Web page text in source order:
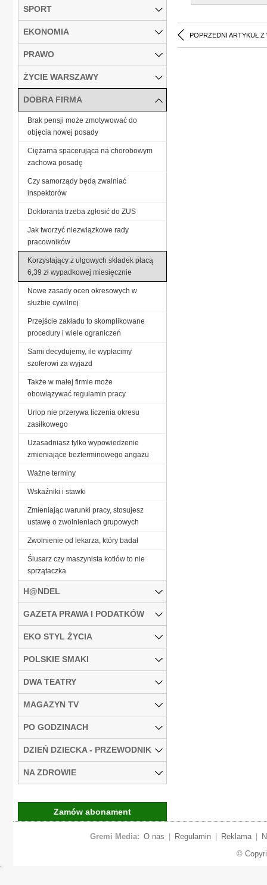
POPRZEDNI ARTYKUŁ Z
SPORT
EKONOMIA
PRAWO
ŻYCIE WARSZAWY
DOBRA FIRMA
Brak pensji może zmotywować do
objęcia nowej posady
Ciężarna spacerująca na chorobowym
zachowa posadę
Czy samorządy będą zwalniać
inspektorów
Doktoranta trzeba zgłosić do ZUS
Jak tworzyć niezwiązkowe rady
pracowników
Korzystający z ulgowych składek płacą
6,39 zł wypadkowej miesięcznie
Nowe zasady ocen okresowych w
służbie cywilnej
Przejście zakładu to skomplikowane
procedury i wiele ograniczeń
Sami decydujemy, ile wypłacimy
szoferowi za wyjazd
Także w małej firmie może
obowiązywać regulamin pracy
Urlop nie przerywa liczenia okresu
zasiłkowego
Uzasadniasz tylko wypowiedzenie
zmieniające bezterminowego angażu
Ważne terminy
Wskaźniki i stawki
Zmieniając warunki pracy, stosujesz
ustawę o zwolnieniach grupowych
Zwolnienie od lekarza, który badał
Ślusarz czy maszynista kotłów to nie
sprzątaczka
H@NDEL
GAZETA PRAWA I PODATKÓW
EKO STYL ŻYCIA
POLSKIE SMAKI
DWA TEATRY
MAGAZYN TV
PO GODZINACH
DZIEŃ DZIECKA - PRZEWODNIK
NA ZDROWIE
Zamów abonament
Gremi Media: O nas Regulamin Reklama
©